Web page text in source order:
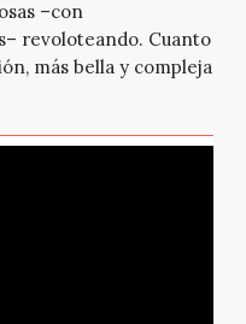
–con
revoloteando. Cuanto
más bella y compleja